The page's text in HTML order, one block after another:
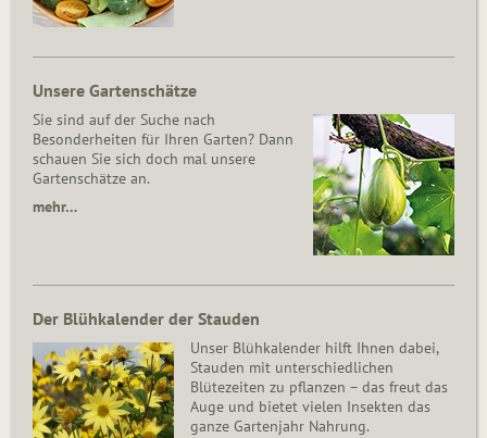
Unsere Gartenschätze
Sie sind auf der Suche nach
Besonderheiten für Ihren Garten? Dann
schauen Sie sich doch mal unsere
Gartenschätze an.
mehr…
Der Blühkalender der Stauden
Unser Blühkalender hilft Ihnen dabei,
Stauden mit unterschiedlichen
Blütezeiten zu pflanzen – das freut das
Auge und bietet vielen Insekten das
ganze Gartenjahr Nahrung.